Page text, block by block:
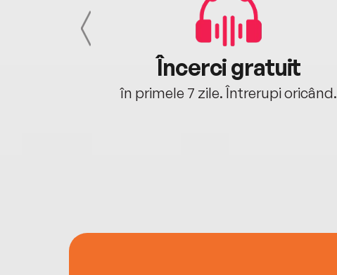
Încerci gratuit
în primele 7 zile. Întrerupi oricând.